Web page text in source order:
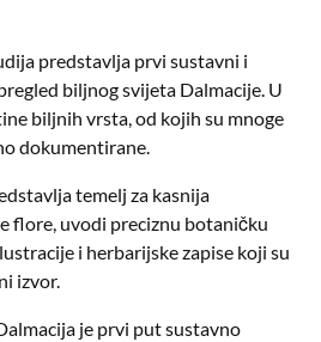
predstavlja prvi sustavni i
biljnog svijeta Dalmacije. U
biljnih vrsta, od kojih su mnoge
dokumentirane.
temelj za kasnija
flore, uvodi preciznu botaničku
i herbarijske zapise koji su
izvor.
je prvi put sustavno